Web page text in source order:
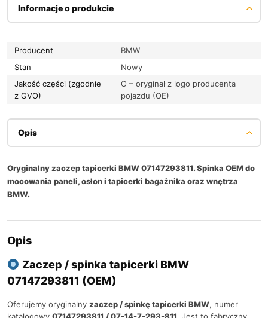
Informacje o produkcie
Producent
BMW
Stan
Nowy
Jakość części (zgodnie
z GVO)
O – oryginał z logo producenta
pojazdu (OE)
Opis
Oryginalny zaczep tapicerki BMW 07147293811. Spinka OEM do
mocowania paneli, osłon i tapicerki bagażnika oraz wnętrza
BMW.
Opis
Zaczep / spinka tapicerki BMW
07147293811 (OEM)
Oferujemy oryginalny zaczep / spinkę tapicerki BMW, numer